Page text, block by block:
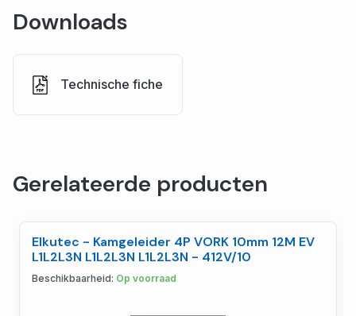
Downloads
Technische fiche
Gerelateerde producten
Elkutec - Kamgeleider 4P VORK 10mm 12M EV
L1L2L3N L1L2L3N L1L2L3N - 412V/10
Beschikbaarheid: Op voorraad